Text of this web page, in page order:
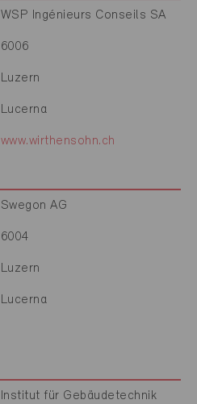
WSP Ingénieurs Conseils SA
6006
Luzern
Lucerna
www.wirthensohn.ch
Swegon AG
6004
Luzern
Lucerna
Institut für Gebäudetechnik